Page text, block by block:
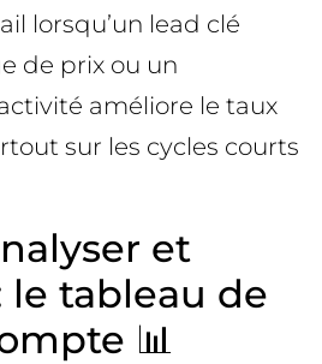
lorsqu’un lead clé
de prix ou un
améliore le taux
sur les cycles courts
et
tableau de
📊